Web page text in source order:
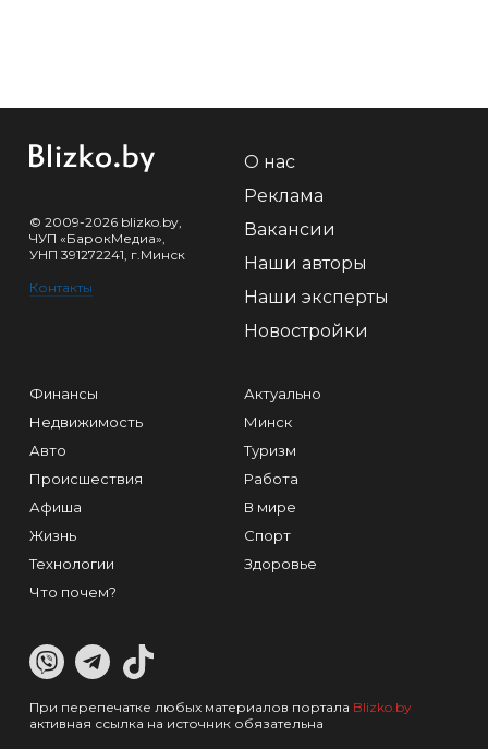
© 2009-2026 blizko.by,
ЧУП «БарокМедиа»,
УНП 391272241, г.Минск
Контакты
О нас
Реклама
Вакансии
Наши авторы
Наши эксперты
Новостройки
Финансы
Недвижимость
Авто
Происшествия
Афиша
Жизнь
Технологии
Что почем?
Актуально
Минск
Туризм
Работа
В мире
Спорт
Здоровье
При перепечатке любых материалов портала Blizko.by
активная ссылка на источник обязательна